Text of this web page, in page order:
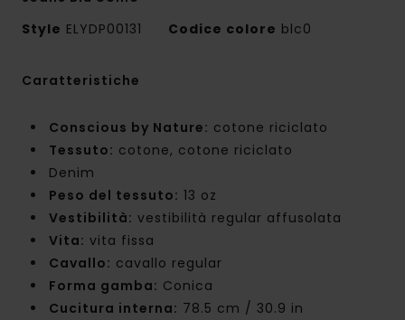
Style ELYDP00131 Codice colore blc0
Caratteristiche
Conscious by Nature: cotone riciclato
Tessuto: cotone, cotone riciclato
Denim
Peso del tessuto: 13 oz
Vestibilità: vestibilità regular affusolata
Vita: vita fissa
Cavallo: cavallo regular
Forma gamba: Conica
Cucitura interna: 78.5 cm / 30.9 in